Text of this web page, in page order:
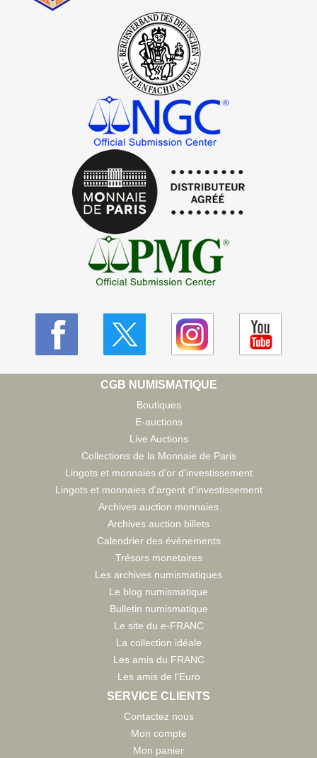
CGB NUMISMATIQUE
Boutiques
E-auctions
Live Auctions
Collections de la Monnaie de Paris
Lingots et monnaies d'or d'investissement
Lingots et monnaies d'argent d'investissement
Archives auction monnaies
Archives auction billets
Calendrier des évènements
Trésors monetaires
Les archives numismatiques
Le blog numismatique
Bulletin numismatique
Le site du e-FRANC
La collection idéale
Les amis du FRANC
Les amis de l'Euro
SERVICE CLIENTS
Contactez nous
Mon compte
Mon panier